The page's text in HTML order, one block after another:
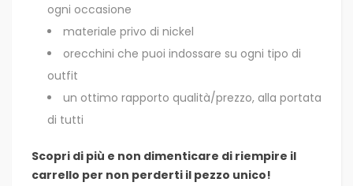
ogni occasione
materiale privo di nickel
orecchini che puoi indossare su ogni tipo di
outfit
un ottimo rapporto qualità/prezzo, alla portata
di tutti
Scopri di più e non dimenticare di riempire il
carrello per non perderti il pezzo unico!